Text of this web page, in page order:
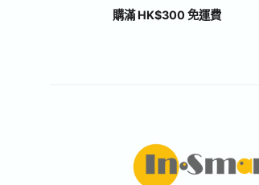
購滿 HK$300 免運費